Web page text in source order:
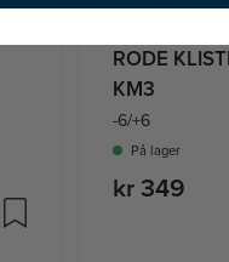
RODE
KM3
-6/+6
På lager
kr 349